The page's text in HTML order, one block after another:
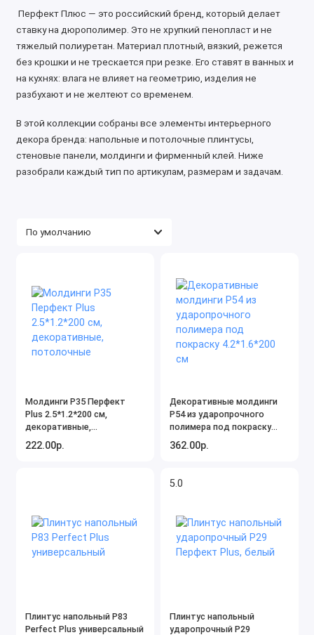
Перфект Плюс — это российский бренд, который делает
ставку на дюрополимер. Это не хрупкий пенопласт и не
тяжелый полиуретан. Материал плотный, вязкий, режется
без крошки и не трескается при резке. Его ставят в ванных и
на кухнях: влага не влияет на геометрию, изделия не
разбухают и не желтеют со временем.
В этой коллекции собраны все элементы интерьерного
декора бренда: напольные и потолочные плинтусы,
стеновые панели, молдинги и фирменный клей. Ниже
разобрали каждый тип по артикулам, размерам и задачам.
Молдинги P35 Перфект
Plus 2.5*1.2*200 см,
декоративные,
потолочные
222.00р.
Декоративные молдинги
P54 из ударопрочного
полимера под покраску
4.2*1.6*200 см
362.00р.
Плинтус напольный P83
Perfect Plus универсальный
5.0
Плинтус напольный
ударопрочный P29